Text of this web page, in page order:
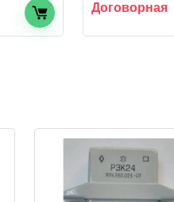
Договорная